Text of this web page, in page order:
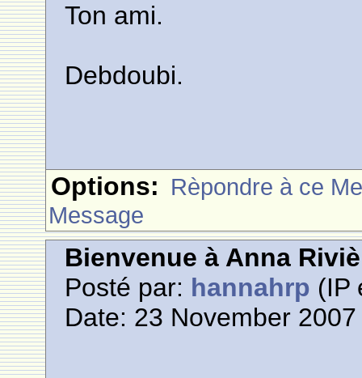
Ton ami.
Debdoubi.
Options: Rèpondre à ce
Message
Bienvenue à Anna
Posté par: hannahrp (IP
Date: 23 November